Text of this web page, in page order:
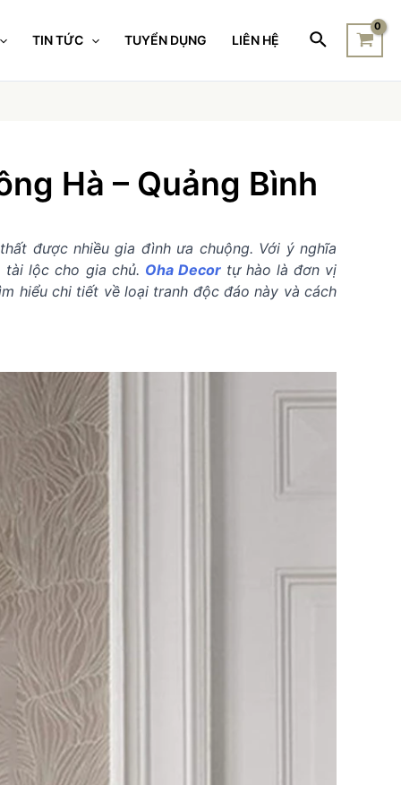
TIN TỨC TUYỂN DỤNG LIÊN HỆ
Hà – Quảng Bình
được nhiều gia đình ưa chuộng. Với ý nghĩa
tài lộc cho gia chủ. Oha Decortự hào là đơn vị
hiểu chi tiết về loại tranh độc đáo này và cách